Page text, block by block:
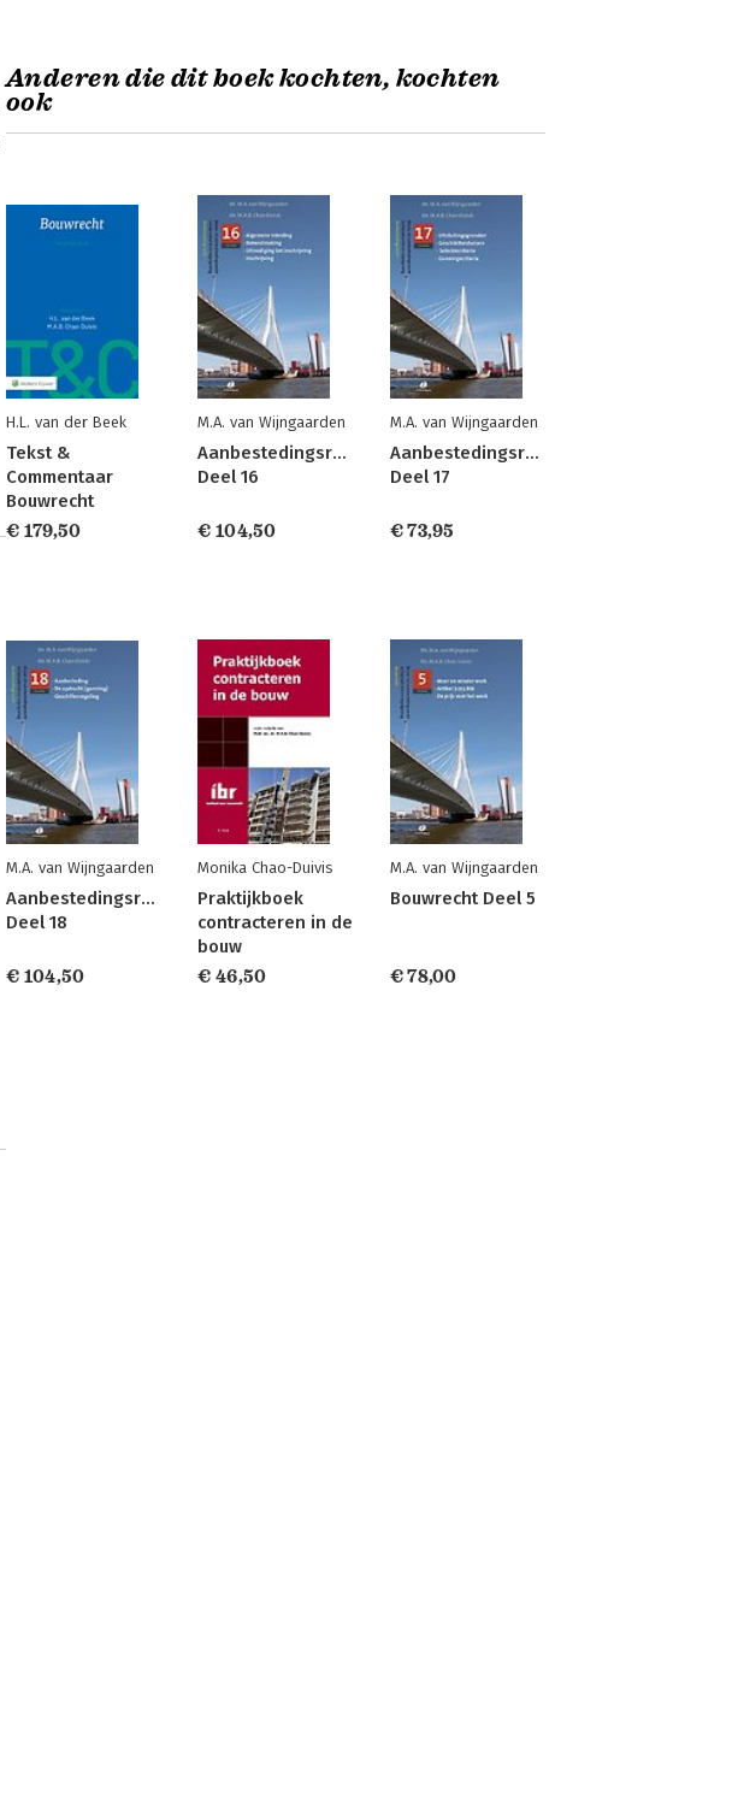
Anderen die dit boek kochten, kochten
ook
H.L. van der Beek
Tekst &
Commentaar
Bouwrecht
€ 179,50
M.A. van Wijngaarden
Aanbestedingsrecht
Deel 16
€ 104,50
M.A. van Wijngaarden
Aanbestedingsrecht
Deel 17
€ 73,95
M.A. van Wijngaarden
Aanbestedingsrecht
Deel 18
€ 104,50
Monika Chao-Duivis
Praktijkboek
contracteren in de
bouw
€ 46,50
M.A. van Wijngaarden
Bouwrecht Deel 5
€ 78,00